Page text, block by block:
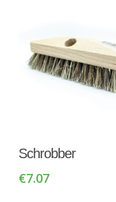
Winkelwagen
Schrobber
€7.07